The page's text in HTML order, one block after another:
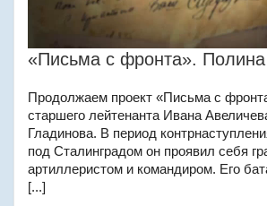
«Письма с фронта».
Продолжаем проект «Письма с
старшего лейтенанта Ивана
Гладинова. В период
под Сталинградом он проявил себя
артиллеристом и командиром. Его
[...]